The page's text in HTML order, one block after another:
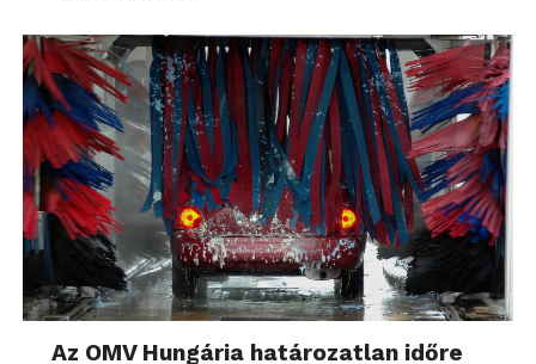
Az OMV Hungária határozatlan időre